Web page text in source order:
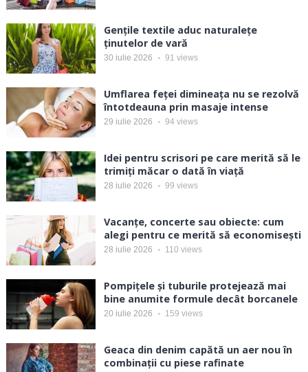
Gențile textile aduc naturalețe
ținutelor de vară
30 iulie 2026 91 views
Umflarea feței dimineața nu se rezolvă
întotdeauna prin masaje intense
29 iulie 2026 94 views
Idei pentru scrisori pe care merită să le
trimiți măcar o dată în viață
28 iulie 2026 99 views
Vacanțe, concerte sau obiecte: cum
alegi pentru ce merită să economisești
28 iulie 2026 110 views
Pompițele și tuburile protejează mai
bine anumite formule decât borcanele
20 iulie 2026 159 views
Geaca din denim capătă un aer nou în
combinații cu piese rafinate